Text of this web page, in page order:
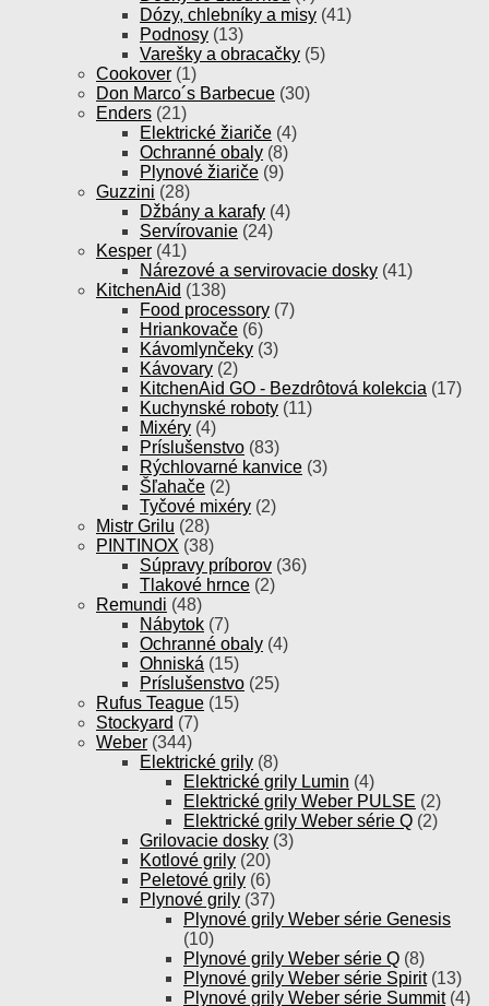
Dózy, chlebníky a misy (41)
Podnosy (13)
Varešky a obracačky (5)
Cookover (1)
Don Marco´s Barbecue (30)
Enders (21)
Elektrické žiariče (4)
Ochranné obaly (8)
Plynové žiariče (9)
Guzzini (28)
Džbány a karafy (4)
Servírovanie (24)
Kesper (41)
Nárezové a servirovacie dosky (41)
KitchenAid (138)
Food processory (7)
Hriankovače (6)
Kávomlynčeky (3)
Kávovary (2)
KitchenAid GO - Bezdrôtová kolekcia (17)
Kuchynské roboty (11)
Mixéry (4)
Príslušenstvo (83)
Rýchlovarné kanvice (3)
Šľahače (2)
Tyčové mixéry (2)
Mistr Grilu (28)
PINTINOX (38)
Súpravy príborov (36)
Tlakové hrnce (2)
Remundi (48)
Nábytok (7)
Ochranné obaly (4)
Ohniská (15)
Príslušenstvo (25)
Rufus Teague (15)
Stockyard (7)
Weber (344)
Elektrické grily (8)
Elektrické grily Lumin (4)
Elektrické grily Weber PULSE (2)
Elektrické grily Weber série Q (2)
Grilovacie dosky (3)
Kotlové grily (20)
Peletové grily (6)
Plynové grily (37)
Plynové grily Weber série Genesis
(10)
Plynové grily Weber série Q (8)
Plynové grily Weber série Spirit (13)
Plynové grily Weber série Summit (4)